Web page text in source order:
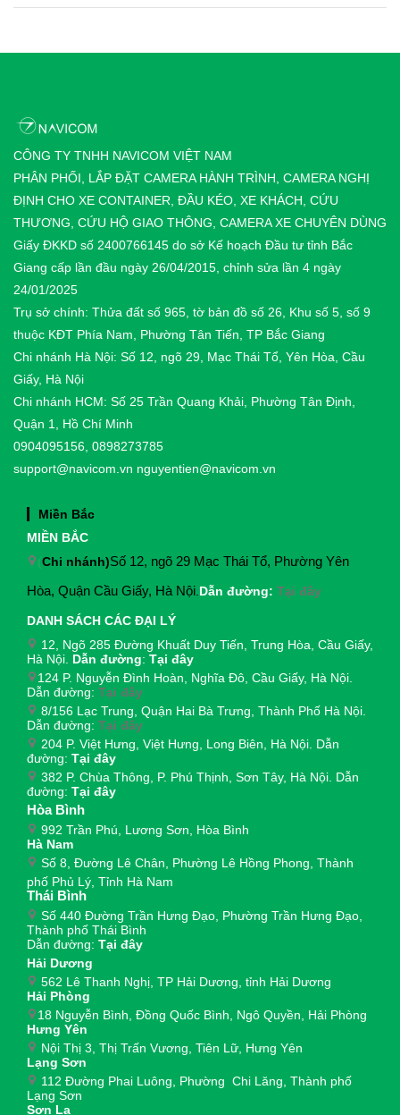
CÔNG TY TNHH NAVICOM VIỆT NAM
PHÂN PHỐI, LẮP ĐẶT CAMERA HÀNH TRÌNH, CAMERA NGHỊ
ĐỊNH CHO XE CONTAINER, ĐẦU KÉO, XE KHÁCH, CỨU
THƯƠNG, CỨU HỘ GIAO THÔNG, CAMERA XE CHUYÊN DÙNG
Giấy ĐKKD số 2400766145 do sở Kế hoạch Đầu tư tỉnh Bắc
Giang cấp lần đầu ngày 26/04/2015, chỉnh sửa lần 4 ngày
24/01/2025
Trụ sở chính: Thửa đất số 965, tờ bản đồ số 26, Khu số 5, số 9
thuộc KĐT Phía Nam, Phường Tân Tiến, TP Bắc Giang
Chi nhánh Hà Nội: Số 12, ngõ 29, Mạc Thái Tổ, Yên Hòa, Cầu
Giấy, Hà Nội
Chi nhánh HCM: Số 25 Trần Quang Khải, Phường Tân Định,
Quận 1, Hồ Chí Minh
0904095156, 0898273785
support@navicom.vn nguyentien@navicom.vn
Miền Bắc
MIỀN BẮC
(Chi nhánh)Số 12, ngõ 29 Mạc Thái Tổ, Phường Yên
Hòa, Quận Cầu Giấy, Hà Nội Dẫn đường: Tại đây
DANH SÁCH CÁC ĐẠI LÝ
12, Ngõ 285 Đường Khuất Duy Tiến, Trung Hòa, Cầu Giấy,
Hà Nội. Dẫn đường: Tại đây
124 P. Nguyễn Đình Hoàn, Nghĩa Đô, Cầu Giấy, Hà Nội.
Dẫn đường: Tại đây
8/156 Lạc Trung, Quận Hai Bà Trưng, Thành Phố Hà Nội.
Dẫn đường: Tại đây
204 P. Việt Hưng, Việt Hưng, Long Biên, Hà Nội. Dẫn
đường: Tại đây
382 P. Chùa Thông, P. Phú Thịnh, Sơn Tây, Hà Nội. Dẫn
đường: Tại đây
Hòa Bình
992 Trần Phú, Lương Sơn, Hòa Bình
Hà Nam
Số 8, Đường Lê Chân, Phường Lê Hồng Phong, Thành
phố Phủ Lý, Tỉnh Hà Nam
Thái Bình
Số 440 Đường Trần Hưng Đạo, Phường Trần Hưng Đạo,
Thành phố Thái Bình
Dẫn đường: Tại đây
Hải Dương
562 Lê Thanh Nghị, TP Hải Dương, tỉnh Hải Dương
Hải Phòng
18 Nguyễn Bình, Đồng Quốc Bình, Ngô Quyền, Hải Phòng
Hưng Yên
Nội Thị 3, Thị Trấn Vương, Tiên Lữ, Hưng Yên
Lạng Sơn
112 Đường Phai Luông, Phường Chi Lăng, Thành phố
Lạng Sơn
Sơn La